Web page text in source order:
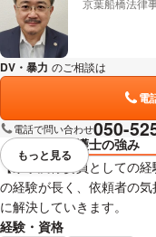
京葉船橋法律
DV・暴力 のご相談は
電
電話で問い合わせ050-
弁護士の強み
【家事調停委員としての
の経験が長く、依頼者の
に解決していきます。
経験・資格
視覚的に省略されてい
もっと見る